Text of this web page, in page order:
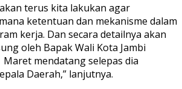
terus kita lakukan agar
ketentuan dan mekanisme dalam
kerja. Dan secara detailnya akan
oleh Bapak Wali Kota Jambi
mendatang selepas dia
Daerah,” lanjutnya.